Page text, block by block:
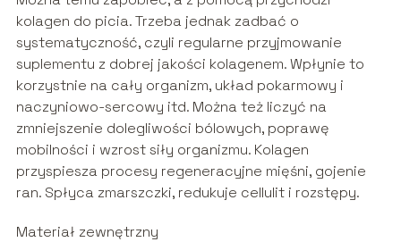
kolagen do picia. Trzeba jednak zadbać o
systematyczność, czyli regularne przyjmowanie
suplementu z dobrej jakości kolagenem. Wpłynie to
korzystnie na cały organizm, układ pokarmowy i
naczyniowo-sercowy itd. Można też liczyć na
zmniejszenie dolegliwości bólowych, poprawę
mobilności i wzrost siły organizmu. Kolagen
przyspiesza procesy regeneracyjne mięśni, gojenie
ran. Spłyca zmarszczki, redukuje cellulit i rozstępy.
Materiał zewnętrzny